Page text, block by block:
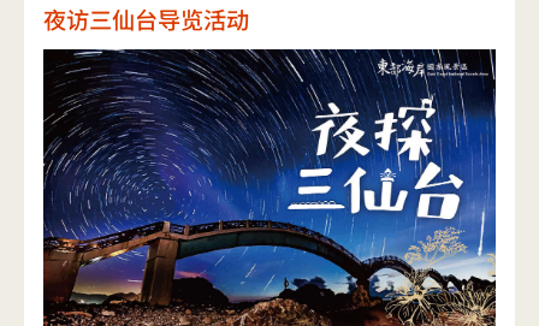
夜访三仙台导览活动